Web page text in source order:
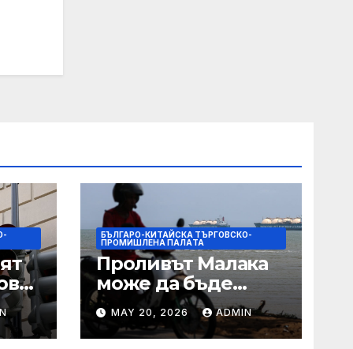
БЪЛГАРО-КИТАЙСКА ТЪРГОВСКО-
ПРОМИШЛЕНА ПАЛAТА
Проливът Малака
може да бъде
следващата точка,
ако Азия не
внимава
MAY 20, 2026 ADMIN